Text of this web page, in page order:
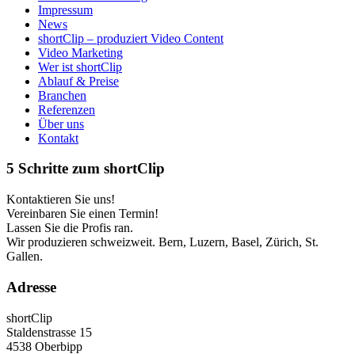
Impressum
News
shortClip – produziert Video Content
Video Marketing
Wer ist shortClip
Ablauf & Preise
Branchen
Referenzen
Über uns
Kontakt
5 Schritte zum shortClip
Kontaktieren Sie uns!
Vereinbaren Sie einen Termin!
Lassen Sie die Profis ran.
Wir produzieren schweizweit. Bern, Luzern, Basel, Zürich, St.
Gallen.
Adresse
shortClip
Staldenstrasse 15
4538 Oberbipp